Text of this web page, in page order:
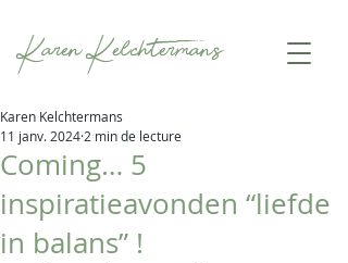
Karen Kelchtermans
Coming… 5
inspiratieavonden “liefde
in balans” !
Karen Kelchtermans
11 janv. 2024 2 min de lecture